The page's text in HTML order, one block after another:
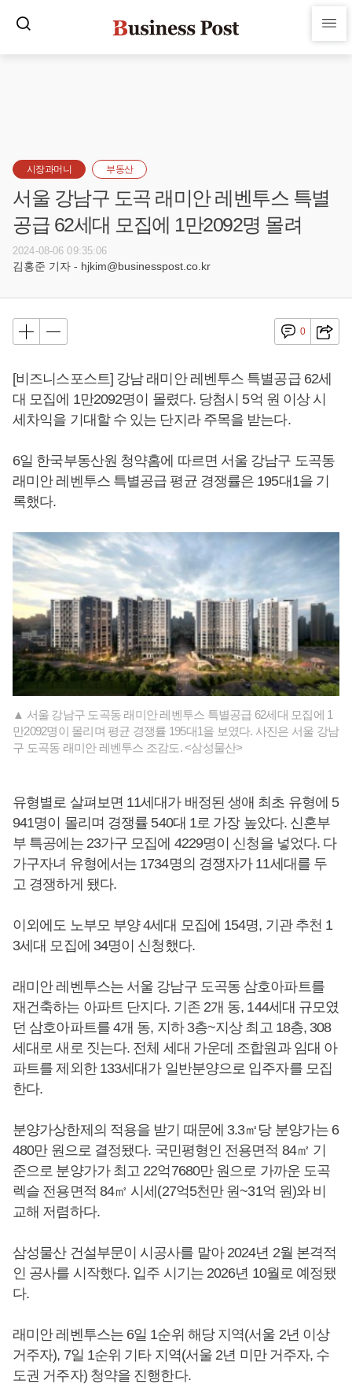
시장과머니 부동산
서울 강남구 도곡 래미안 레벤투스 특별
공급 62세대 모집에 1만2092명 몰려
2024-08-06 09:35:06
김홍준 기자 - hjkim@businesspost.co.kr
0
[비즈니스포스트] 강남 래미안 레벤투스 특별공급 62세
대 모집에 1만2092명이 몰렸다. 당첨시 5억 원 이상 시
세차익을 기대할 수 있는 단지라 주목을 받는다.
6일 한국부동산원 청약홈에 따르면 서울 강남구 도곡동
래미안 레벤투스 특별공급 평균 경쟁률은 195대1을 기
록했다.
▲ 서울 강남구 도곡동 래미안 레벤투스 특별공급 62세대 모집에 1
만2092명이 몰리며 평균 경쟁률 195대1을 보였다. 사진은 서울 강남
구 도곡동 래미안 레벤투스 조감도. <삼성물산>
유형별로 살펴보면 11세대가 배정된 생애 최초 유형에 5
941명이 몰리며 경쟁률 540대 1로 가장 높았다. 신혼부
부 특공에는 23가구 모집에 4229명이 신청을 넣었다. 다
가구자녀 유형에서는 1734명의 경쟁자가 11세대를 두
고 경쟁하게 됐다.
이외에도 노부모 부양 4세대 모집에 154명, 기관 추천 1
3세대 모집에 34명이 신청했다.
래미안 레벤투스는 서울 강남구 도곡동 삼호아파트를
재건축하는 아파트 단지다. 기존 2개 동, 144세대 규모였
던 삼호아파트를 4개 동, 지하 3층~지상 최고 18층, 308
세대로 새로 짓는다. 전체 세대 가운데 조합원과 임대 아
파트를 제외한 133세대가 일반분양으로 입주자를 모집
한다.
분양가상한제의 적용을 받기 때문에 3.3㎡당 분양가는 6
480만 원으로 결정됐다. 국민평형인 전용면적 84㎡ 기
준으로 분양가가 최고 22억7680만 원으로 가까운 도곡
렉슬 전용면적 84㎡ 시세(27억5천만 원~31억 원)와 비
교해 저렴하다.
삼성물산 건설부문이 시공사를 맡아 2024년 2월 본격적
인 공사를 시작했다. 입주 시기는 2026년 10월로 예정됐
다.
래미안 레벤투스는 6일 1순위 해당 지역(서울 2년 이상
거주자), 7일 1순위 기타 지역(서울 2년 미만 거주자, 수
도권 거주자) 청약을 진행한다.